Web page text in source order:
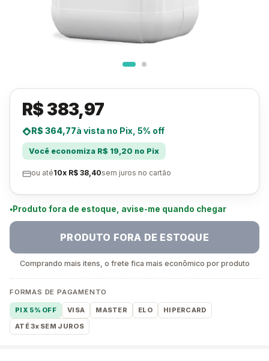
R$ 383,97
R$ 364,77à vista no Pix, 5% off
Você economiza R$ 19,20 no Pix
ou até10x R$ 38,40sem juros no cartão
Produto fora de estoque, avise-me quando chegar
PRODUTO FORA DE ESTOQUE
Comprando mais itens, o frete fica mais econômico por produto
FORMAS DE PAGAMENTO
PIX 5% OFF VISA MASTER ELO
HIPERCARD
ATÉ 3x SEM JUROS